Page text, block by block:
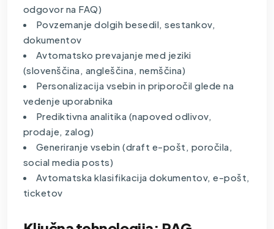
odgovor na FAQ)
Povzemanje dolgih besedil, sestankov,
dokumentov
Avtomatsko prevajanje med jeziki
(slovenščina, angleščina, nemščina)
Personalizacija vsebin in priporočil glede na
vedenje uporabnika
Prediktivna analitika (napoved odlivov,
prodaje, zalog)
Generiranje vsebin (draft e-pošt, poročila,
social media posts)
Avtomatska klasifikacija dokumentov, e-pošt,
ticketov